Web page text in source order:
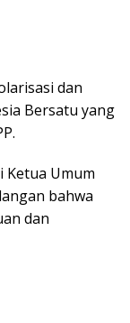
dan
Bersatu yang
Ketua Umum
bahwa
dan